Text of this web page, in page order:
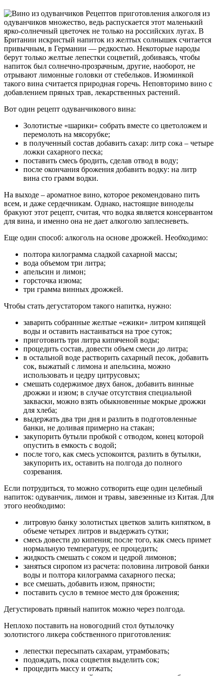
Рецептов приготовления алкоголя из
одуванчиков множество, ведь распускается этот маленький
ярко-солнечный цветочек не только на российских лугах. В
Британии искристый напиток из желтых солнышек считается
привычным, в Германии — редкостью. Некоторые народы
берут только желтые лепестки соцветий, добиваясь, чтобы
напиток был солнечно-прозрачным, другие, наоборот, не
отрывают лимонные головки от стебельков. Изюминкой
такого вина считается природная горечь. Неповторимо вино с
добавлением пряных трав, лекарственных растений.
Вот один рецепт одуванчикового вина:
Золотистые «шарики» собрать вместе со цветоложем и
перемолоть на мясорубке;
в полученный состав добавить сахар: литр сока – четыре
ложки сахарного песка;
поставить смесь бродить, сделав отвод в воду;
после окончания брожения добавить водку: на литр
вина сто грамм водки.
На выходе – ароматное вино, которое рекомендовано пить
всем, и даже сердечникам. Однако, настоящие виноделы
бракуют этот рецепт, считая, что водка является консервантом
для вина, и именно она не дает алкоголю заплесневеть.
Еще один способ: алкоголь на основе дрожжей. Необходимо:
полтора килограмма сладкой сахарной массы;
вода объемом три литра;
апельсин и лимон;
горсточка изюма;
три грамма винных дрожжей.
Чтобы стать дегустатором такого напитка, нужно:
заварить собранные желтые «ежики» литром кипящей
воды и оставить настаиваться на трое суток;
приготовить три литра кипяченой воды;
процедить состав, довести объем смеси до литра;
в остальной воде растворить сахарный песок, добавить
сок, выжатый с лимона и апельсина, можно
использовать и цедру цитрусовых;
смешать содержимое двух банок, добавить винные
дрожжи и изюм; в случае отсутствия специальной
закваски, можно взять обыкновенные мокрые дрожжи
для хлеба;
выдержать два три дня и разлить в подготовленные
банки, не доливая примерно на стакан;
закупорить бутыли пробкой с отводом, конец которой
опустить в емкость с водой;
после того, как смесь успокоится, разлить в бутылки,
закупорить их, оставить на полгода до полного
созревания.
Если потрудиться, то можно сотворить еще один целебный
напиток: одуванчик, лимон и травы, завезенные из Китая. Для
этого необходимо:
литровую банку золотистых цветков залить кипятком, в
объеме четырех литров и выдержать сутки;
смесь довести до кипения; после того, как смесь примет
нормальную температуру, ее процедить;
жидкость смешать с соком и цедрой лимонов;
заняться сиропом из расчета: половина литровой банки
воды и полтора килограмма сахарного песка;
все смешать, добавить изюм, пряности;
поставить сусло в темное место для брожения;
Дегустировать пряный напиток можно через полгода.
Неплохо поставить на новогодний стол бутылочку
золотистого ликера собственного приготовления:
лепестки пересыпать сахарам, утрамбовать;
подождать, пока соцветия выделить сок;
процедить массу и отжать;